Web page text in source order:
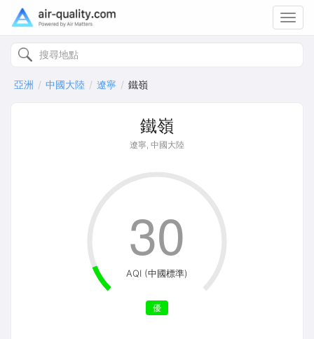
亞洲 中國大陸 遼寧 鐵嶺
鐵嶺
遼寧, 中國大陸
AQI (中國標準)
優
30